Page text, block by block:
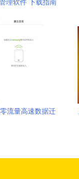
理软件 下载指南
流量高速数据迁